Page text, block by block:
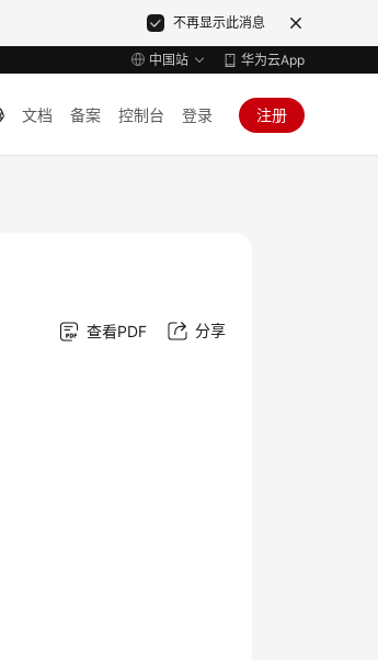
不再显示此消息
中国站 华为云App
文档 备案 控制台 登录 注册
查看PDF 分享